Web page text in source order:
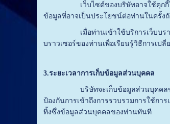
เว็บไซต์ของบริษัทอาจใช้คุกกี้ในบาง
ข้อมูลที่อาจเป็นประโยชน์ต่อท่านในครั้ง
เมื่อท่านเข้าใช้บริการเว็บบราวเซอ
บราวเซอร์ของท่านเพื่อเรียนรู้วิธีการเป
3.ระยะเวลาการเก็บข้อมูลส่วนบุคคล
บริษัทจะเก็บข้อมูลส่วนบุคคลของท่าน
ป้องกันการเข้าถึงการรวบรวมการใช้กา
ทิ้งซึ่งข้อมูลส่วนบุคคลของท่านทันที